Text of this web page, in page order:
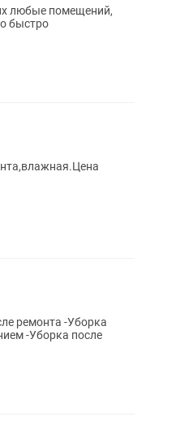
любые помещений,
ремонта -Уборка
-Уборка после